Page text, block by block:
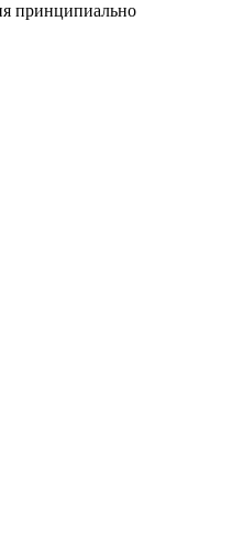
принципиально